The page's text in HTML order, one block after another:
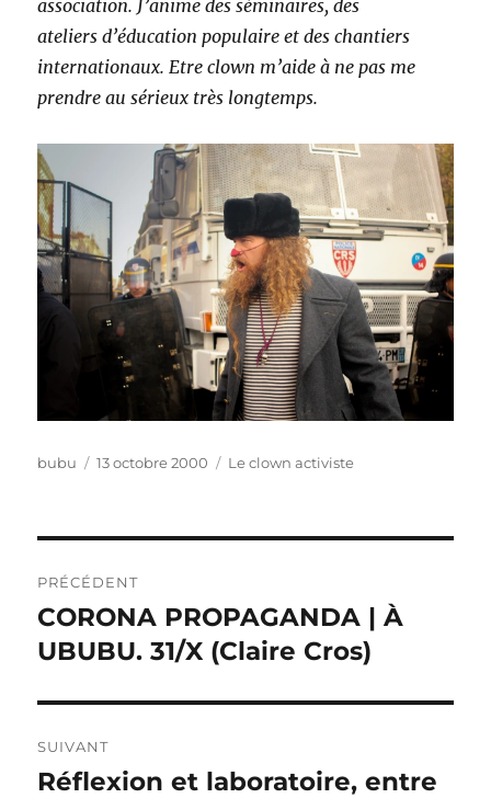
association. J’anime des séminaires, des
ateliers d’éducation populaire et des chantiers
internationaux. Etre clown m’aide à ne pas me
prendre au sérieux très longtemps.
Auteur
bubu
Publié
13 octobre 2000 Catégories
Le clown activiste
de
l’article
PRÉCÉDENT
Publication
précédente :
CORONA PROPAGANDA | À
UBUBU. 31/X (Claire Cros)
SUIVANT
Publication
Réflexion et laboratoire, entre